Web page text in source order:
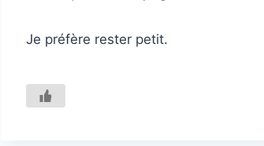
Je préfère rester petit.